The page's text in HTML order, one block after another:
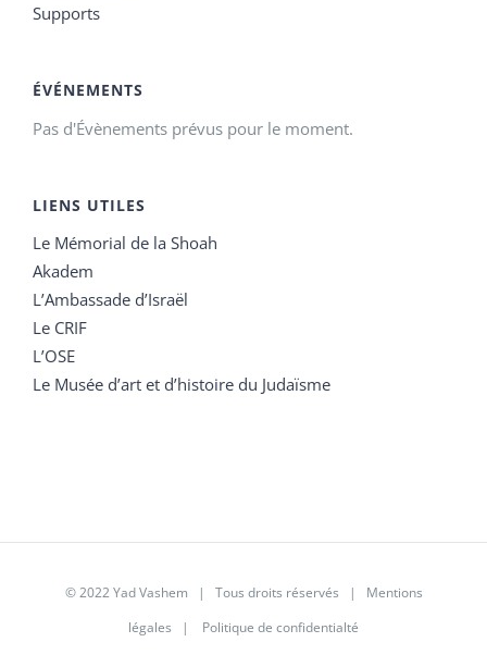
Supports
ÉVÉNEMENTS
Pas d'Évènements prévus pour le moment.
LIENS UTILES
Le Mémorial de la Shoah
Akadem
L’Ambassade d’Israël
Le CRIF
L’OSE
Le Musée d’art et d’histoire du Judaïsme
© 2022 Yad Vashem | Tous droits réservés | Mentions
légales | Politique de confidentialté